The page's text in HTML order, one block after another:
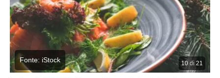
10 di 21
Fonte: iStock